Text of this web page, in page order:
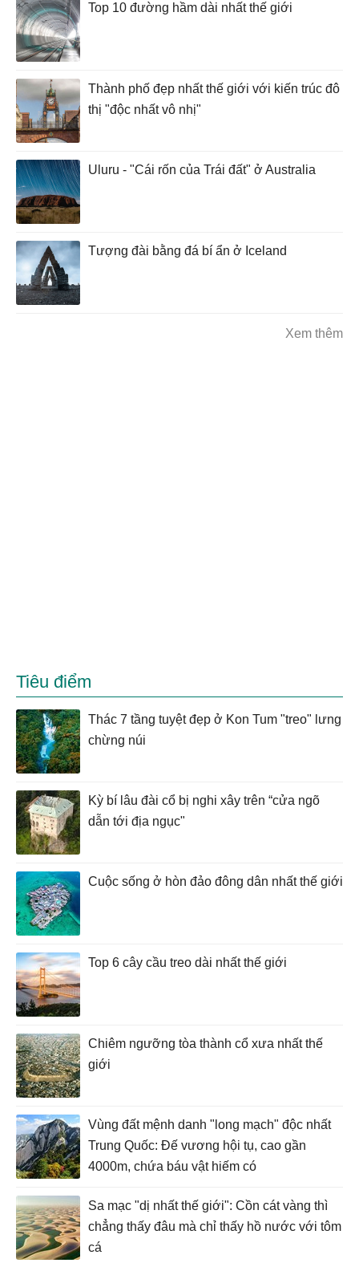
Top 10 đường hầm dài nhất thế giới
Thành phố đẹp nhất thế giới với kiến trúc đô
thị "độc nhất vô nhị"
Uluru - "Cái rốn của Trái đất" ở Australia
Tượng đài bằng đá bí ẩn ở Iceland
Xem thêm
Tiêu điểm
Thác 7 tầng tuyệt đẹp ở Kon Tum "treo" lưng
chừng núi
Kỳ bí lâu đài cổ bị nghi xây trên “cửa ngõ
dẫn tới địa ngục"
Cuộc sống ở hòn đảo đông dân nhất thế giới
Top 6 cây cầu treo dài nhất thế giới
Chiêm ngưỡng tòa thành cổ xưa nhất thế
giới
Vùng đất mệnh danh "long mạch" độc nhất
Trung Quốc: Đế vương hội tụ, cao gần
4000m, chứa báu vật hiếm có
Sa mạc "dị nhất thế giới": Cồn cát vàng thì
chẳng thấy đâu mà chỉ thấy hồ nước với tôm
cá